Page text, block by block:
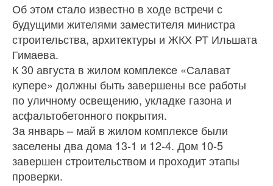
Об этом стало известно в ходе встречи с
будущими жителями заместителя министра
строительства, архитектуры и ЖКХ РТ Ильшата
Гимаева.
К 30 августа в жилом комплексе «Салават
купере» должны быть завершены все работы
по уличному освещению, укладке газона и
асфальтобетонного покрытия.
За январь – май в жилом комплексе были
заселены два дома 13-1 и 12-4. Дом 10-5
завершен строительством и проходит этапы
проверки.